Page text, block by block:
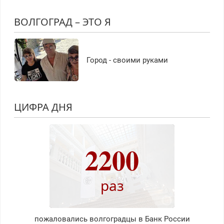
ВОЛГОГРАД – ЭТО Я
Город - своими руками
ЦИФРА ДНЯ
2200
раз
пожаловались волгоградцы в Банк России